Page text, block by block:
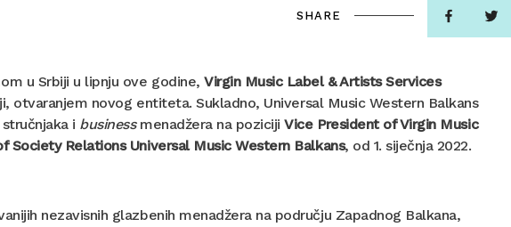
SHARE
u Srbiji u lipnju ove godine,Virgin Music Label & Artists Services
otvaranjem novog entiteta. Sukladno, Universal Music Western Balkans
i businessmenadžera na pozicijiVice President of Virgin Music
Society Relations Universal Music Western Balkans, od 1. siječnja 2022.
nezavisnih glazbenih menadžera na području Zapadnog Balkana,